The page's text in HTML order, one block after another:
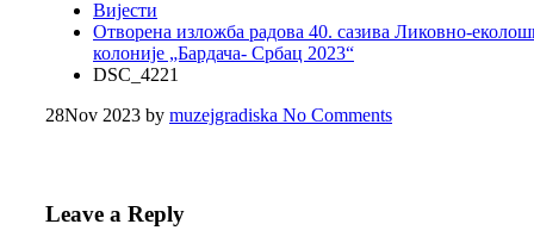
Вијести
Отворена изложба радова 40. сазива Ликовно-
колоније „Бардача- Србац 2023“
DSC_4221
28Nov 2023 by muzejgradiska No Comments
Leave a Reply